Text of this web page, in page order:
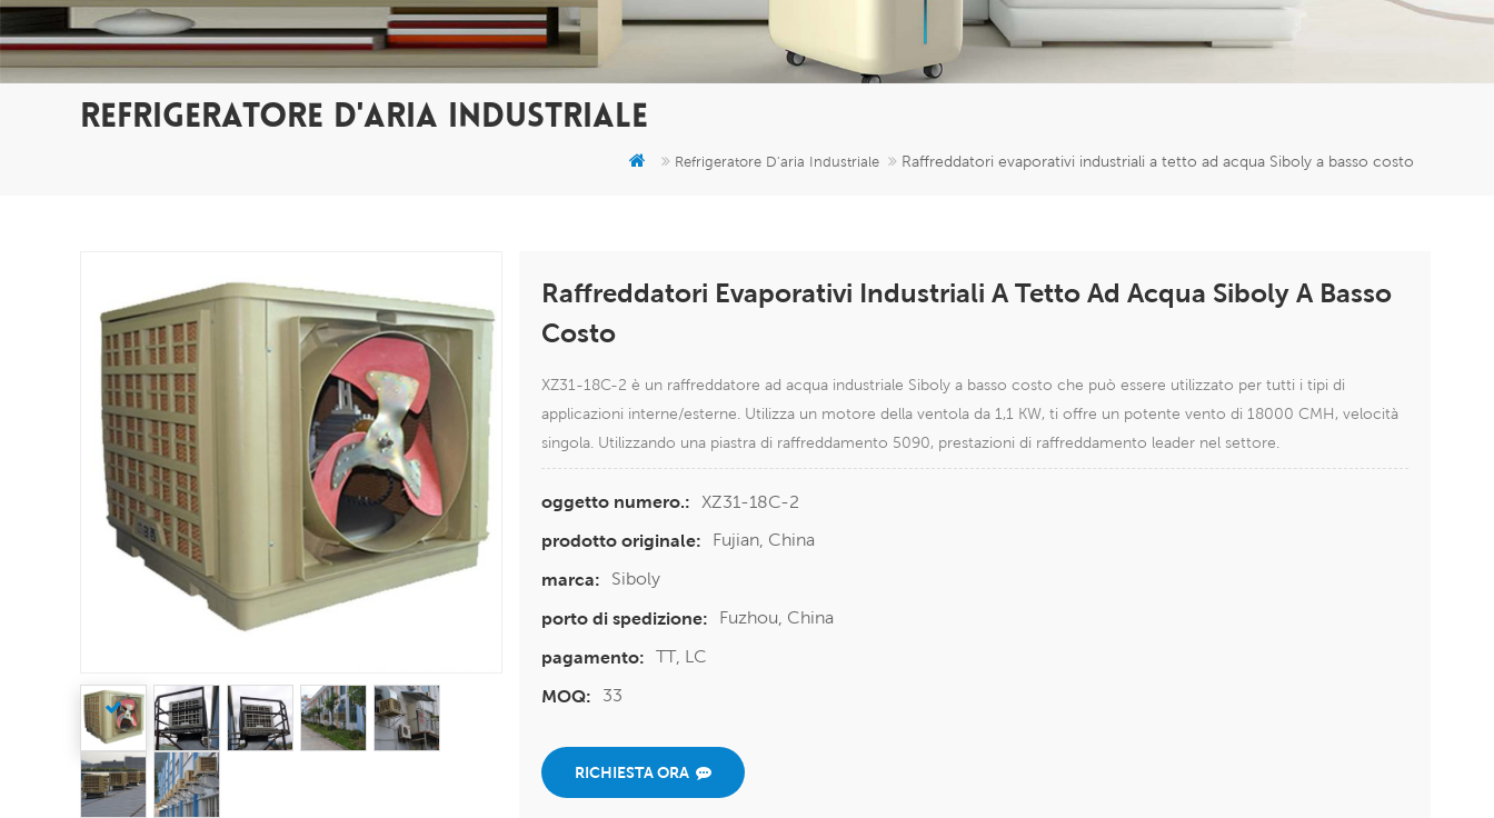
REFRIGERATORE D'ARIA INDUSTRIALE
Refrigeratore D'aria Industriale Raffreddatori evaporativi industriali a tetto ad acqua Siboly a basso costo
Raffreddatori Evaporativi Industriali A Tetto Ad Acqua Siboly A Basso
Costo
XZ31-18C-2 è un raffreddatore ad acqua industriale Siboly a basso costo che può essere utilizzato per tutti i tipi di
applicazioni interne/esterne. Utilizza un motore della ventola da 1,1 KW, ti offre un potente vento di 18000 CMH, velocità
singola. Utilizzando una piastra di raffreddamento 5090, prestazioni di raffreddamento leader nel settore.
oggetto numero.:
XZ31-18C-2
prodotto originale:
Fujian, China
marca:
Siboly
porto di spedizione:
Fuzhou, China
pagamento: TT, LC
MOQ:
33
RICHIESTA ORA